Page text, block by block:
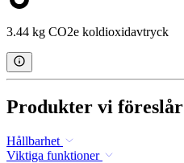
3.44 kg CO2e koldioxidavtryck
Produkter vi föreslår
Hållbarhet
Viktiga funktioner